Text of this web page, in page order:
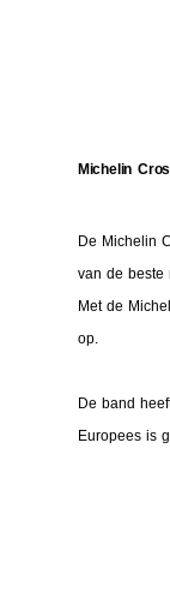
Michelin
De Michelin
van de beste
Met de
op.
De band
Europees is